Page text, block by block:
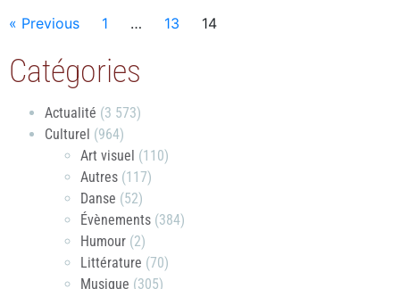
« Previous 1 … 13 14
Catégories
Actualité (3 573)
Culturel (964)
Art visuel (110)
Autres (117)
Danse (52)
Évènements (384)
Humour (2)
Littérature (70)
Musique (305)